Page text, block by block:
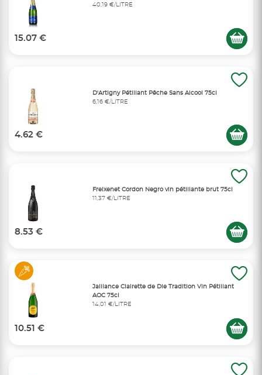
40,19 €/LITRE
15.07 €
D'Artigny Pétillant Pêche Sans Alcool 75cl
6,16 €/LITRE
4.62 €
Freixenet Cordon Negro vin pétillante brut 75cl
11,37 €/LITRE
8.53 €
Jaillance Clairette de Die Tradition Vin Pétillant
AOC 75cl
14,01 €/LITRE
10.51 €